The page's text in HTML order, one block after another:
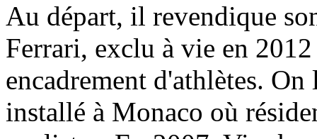
Au départ, il revendique
Ferrari, exclu à vie en
encadrement d'athlètes.
installé à Monaco où